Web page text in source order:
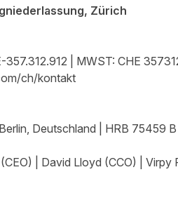
Zürich
| MWST: CHE
ch/kontakt
Deutschland | HRB 75459
| David Lloyd (CCO) | Virpy